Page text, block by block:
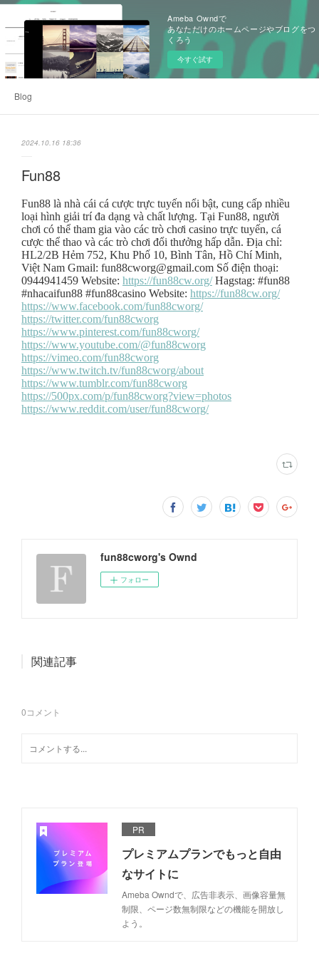
Ameba Owndで
あなただけのホームページやブログをつ
くろう
今すぐ試す
Blog
2024.10.16 18:36
Fun88
fun88cworg's Ownd
フォロー
関連記事
0コメント
PR
プレミアムプランでもっと自由
なサイトに
Ameba Owndで、広告非表示、画像容量無
制限、ページ数無制限などの機能を開放し
よう。